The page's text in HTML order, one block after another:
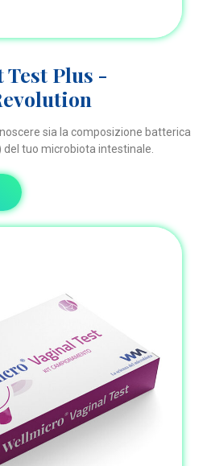
Plus -
sia la composizione batterica
tuo microbiota intestinale.